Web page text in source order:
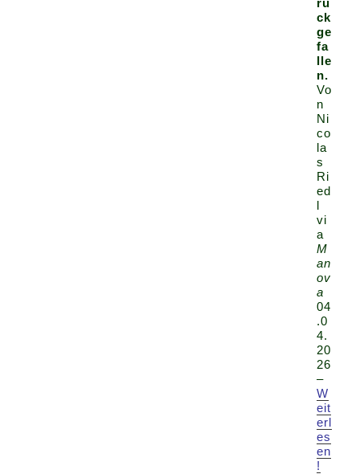
rü
ck
ge
fa
lle
n.
Vo
n
Ni
co
la
s
Ri
ed
l
vi
a
M
an
ov
a
04
.0
4.
20
26
–
W
eit
erl
es
en
!